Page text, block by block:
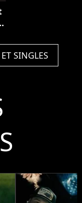
SINGLES